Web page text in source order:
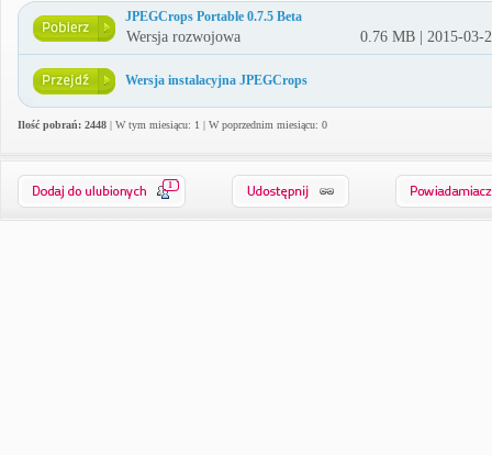
JPEGCrops Portable 0.7.5 Beta
Wersja rozwojowa 0.76 MB | 2015-03-
Wersja instalacyjna JPEGCrops
Ilość pobrań: 2448 | W tym miesiącu: 1 | W poprzednim miesiącu: 0
1